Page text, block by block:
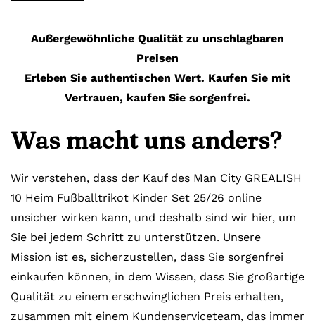
Außergewöhnliche Qualität zu unschlagbaren
Preisen
Erleben Sie authentischen Wert. Kaufen Sie mit
Vertrauen, kaufen Sie sorgenfrei.
Was macht uns anders?
Wir verstehen, dass der Kauf des Man City GREALISH
10 Heim Fußballtrikot Kinder Set 25/26 online
unsicher wirken kann, und deshalb sind wir hier, um
Sie bei jedem Schritt zu unterstützen. Unsere
Mission ist es, sicherzustellen, dass Sie sorgenfrei
einkaufen können, in dem Wissen, dass Sie großartige
Qualität zu einem erschwinglichen Preis erhalten,
zusammen mit einem Kundenserviceteam, das immer